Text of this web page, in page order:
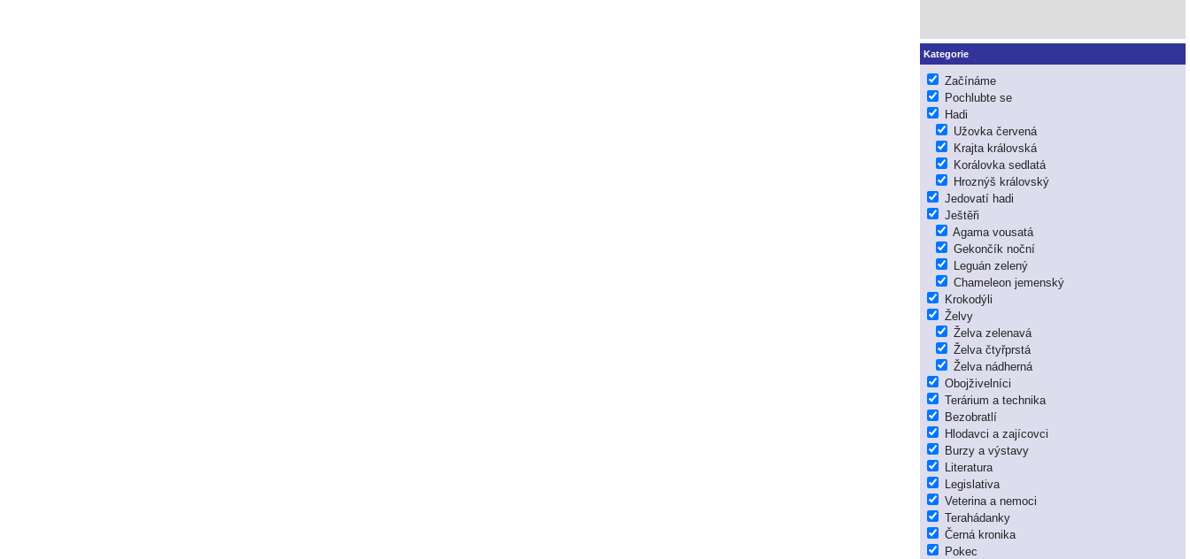
Kategorie
Začínáme
Pochlubte se
Hadi
Užovka červená
Krajta královská
Korálovka sedlatá
Hroznýš královský
Jedovatí hadi
Ještěři
Agama vousatá
Gekončík noční
Leguán zelený
Chameleon jemenský
Krokodýli
Želvy
Želva zelenavá
Želva čtyřprstá
Želva nádherná
Obojživelníci
Terárium a technika
Bezobratlí
Hlodavci a zajícovci
Burzy a výstavy
Literatura
Legislativa
Veterina a nemoci
Terahádanky
Černá kronika
Pokec